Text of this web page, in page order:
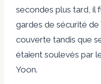
secondes plus tard, il
gardes de sécurité
couverte tandis que
étaient soulevés par
Yoon.